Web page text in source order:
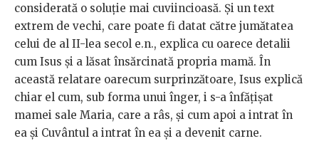
considerată o soluție mai cuviincioasă. Și un text
extrem de vechi, care poate fi datat către jumătatea
celui de al II-lea secol e.n., explica cu oarece detalii
cum Isus și a lăsat însărcinată propria mamă. În
această relatare oarecum surprinzătoare, Isus explică
chiar el cum, sub forma unui înger, i s-a înfățișat
mamei sale Maria, care a râs, și cum apoi a intrat în
ea și Cuvântul a intrat în ea și a devenit carne.